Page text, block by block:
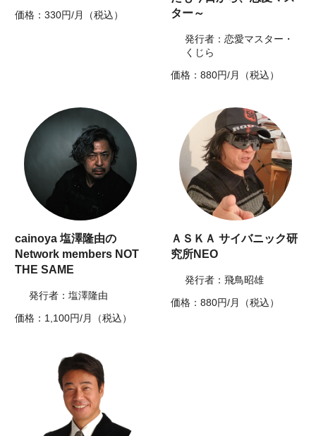
価格：330円/月（税込）
ター～
発行者：恋愛マスター・
くじら
価格：880円/月（税込）
cainoya 塩澤隆由の
Network members NOT
THE SAME
発行者：塩澤隆由
価格：1,100円/月（税込）
ＡＳＫＡ サイバニック研
究所NEO
発行者：飛鳥昭雄
価格：880円/月（税込）